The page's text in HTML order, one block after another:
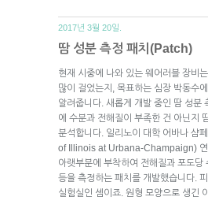
2017년 3월 20일.
땀 성분 측정 패치(Patch)
현재 시중에 나와 있는 웨어러블 장비
많이 걸었는지, 목표하는 심장 박동수
알려줍니다. 새롭게 개발 중인 땀 성분
에 수분과 전해질이 부족한 건 아닌지
분석합니다. 일리노이 대학 어바나 샴
of Illinois at Urbana-Champaign) 연
아랫부분에 부착하여 전해질과 포도당
등을 측정하는 패치를 개발했습니다.
실험실인 셈이죠. 원형 모양으로 생긴